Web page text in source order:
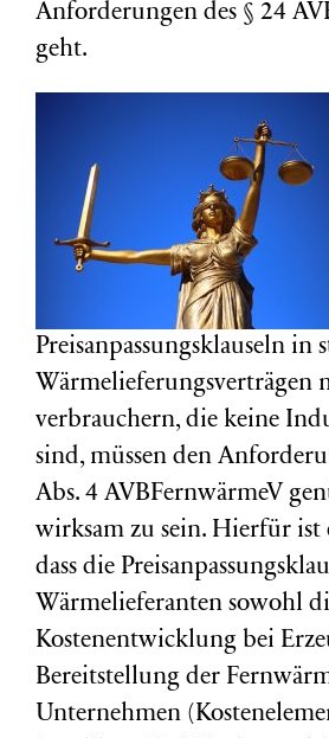
Anforderungen des § 24
geht.
Preisanpassungsklauseln in
Wärmelieferungsverträgen
verbrauchern, die keine
sind, müssen den
Abs. 4 AVBFernwärmeV
wirksam zu sein. Hierfür ist
dass die
Wärmelieferanten sowohl
Kostenentwicklung bei
Bereitstellung der
Unternehmen